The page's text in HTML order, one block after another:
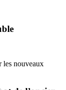
les nouveaux